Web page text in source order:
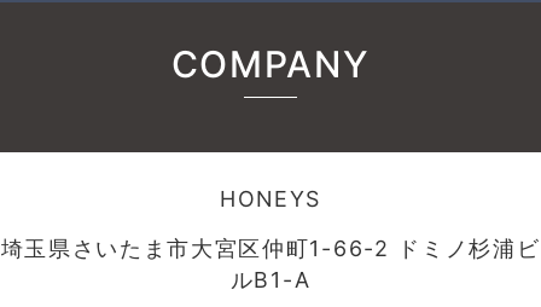
COMPANY
HONEYS
埼玉県さいたま市大宮区仲町1-66-2 ドミノ杉浦ビ
ルB1-A